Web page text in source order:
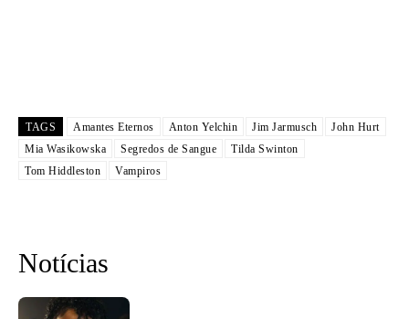
TAGS Amantes Eternos Anton Yelchin Jim Jarmusch
John Hurt
Mia Wasikowska
Segredos de Sangue
Tilda Swinton
Tom Hiddleston
Vampiros
Notícias